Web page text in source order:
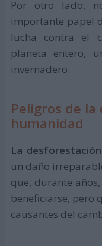
Por otro lado,
importante papel
lucha contra el
planeta entero,
invernadero.
Peligros de
humanidad
La
un daño
que, durante
beneficiarse, pero
causantes del